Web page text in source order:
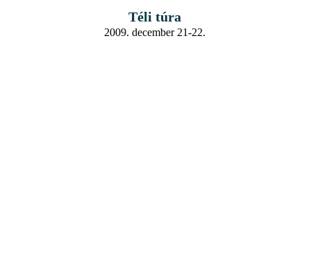
Téli túra
2009. december 21-22.